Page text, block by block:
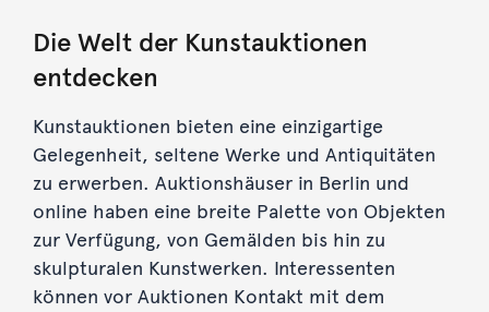
Die Welt der Kunstauktionen
entdecken
Kunstauktionen bieten eine einzigartige
Gelegenheit, seltene Werke und Antiquitäten
zu erwerben. Auktionshäuser in Berlin und
online haben eine breite Palette von Objekten
zur Verfügung, von Gemälden bis hin zu
skulpturalen Kunstwerken. Interessenten
können vor Auktionen Kontakt mit dem